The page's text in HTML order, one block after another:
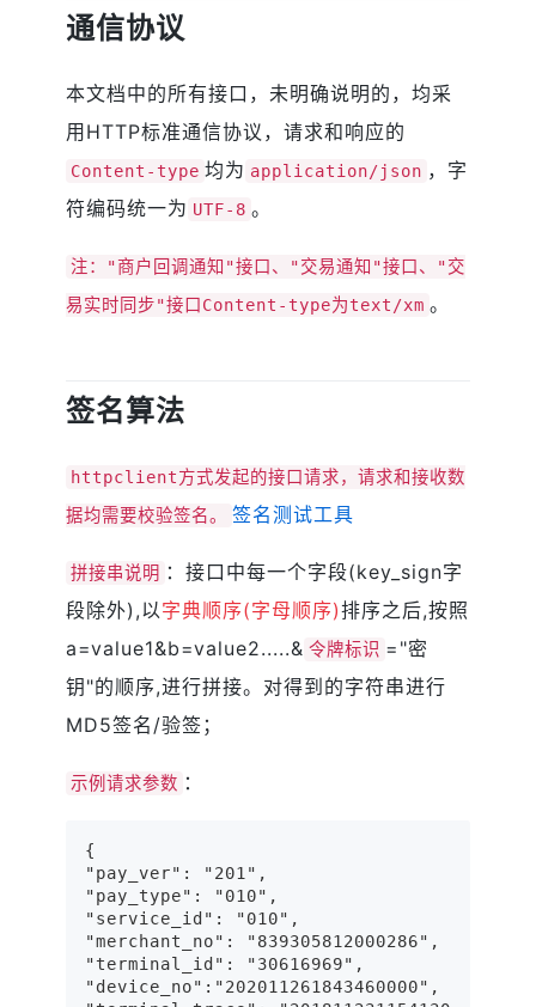
通信协议
本文档中的所有接口，未明确说明的，均采
用HTTP标准通信协议，请求和响应的
Content-type 均为 application/json ，字
符编码统一为 UTF-8 。
注："商户回调通知"接口、"交易通知"接口、"交
易实时同步"接口Content-type为text/xm 。
签名算法
httpclient方式发起的接口请求，请求和接收数
据均需要校验签名。
签名测试工具
拼接串说明 ：接口中每一个字段(key_sign字
段除外),以字典顺序(字母顺序)排序之后,按照
a=value1&b=value2.....& 令牌标识 ="密
钥"的顺序,进行拼接。对得到的字符串进行
MD5签名/验签；
示例请求参数 ：
{
"pay_ver": "201",
"pay_type": "010",
"service_id": "010",
"merchant_no": "839305812000286",
"terminal_id": "30616969",
"device_no":"202011261843460000",